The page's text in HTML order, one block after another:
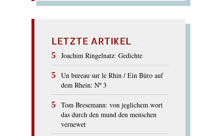
LETZTE ARTIKEL
Joachim Ringelnatz: Gedichte
Un bureau sur le Rhin / Ein Büro auf
dem Rhein: Nº 3
Tom Bresemann: von jeglichem wort
das durch den mund den menschen
vernewet